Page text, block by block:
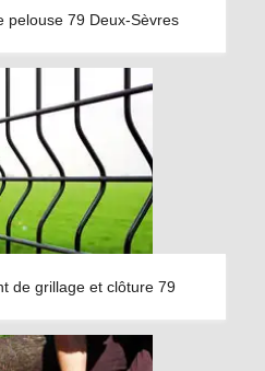
pelouse 79 Deux-Sèvres
de grillage et clôture 79